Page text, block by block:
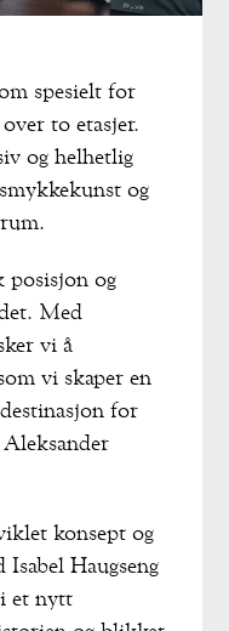
spesielt for
to etasjer.
og helhetlig
og
posisjon og
Med
vi å
vi skaper en
for
konsept og
Isabel Haugseng
i et nytt